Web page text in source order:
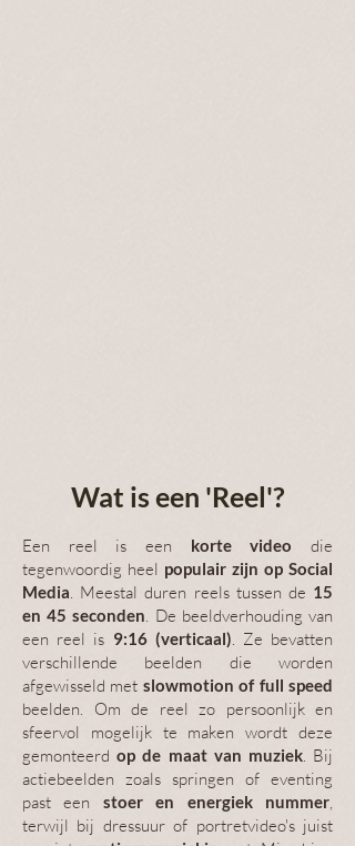
Wat is een 'Reel'?
Een reel is een korte video
die
tegenwoordig heel populair zijn op Social
Media. Meestal duren reels tussen de 15
en 45 seconden. De beeldverhouding van
een reel is 9:16 (verticaal). Ze bevatten
verschillende beelden die worden
afgewisseld met slowmotion of full speed
beelden. Om de reel zo persoonlijk en
sfeervol mogelijk te maken wordt deze
gemonteerdop de maat van muziek. Bij
actiebeelden zoals springen of eventing
past een stoer en energiek nummer,
terwijl bij dressuur of portretvideo's juist